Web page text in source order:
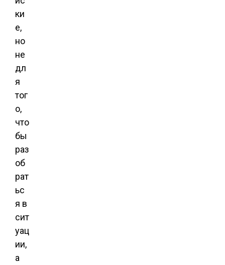
ки
е,
но
не
дл
я
тог
о,
что
бы
раз
об
рат
ьс
я в
сит
уац
ии,
а